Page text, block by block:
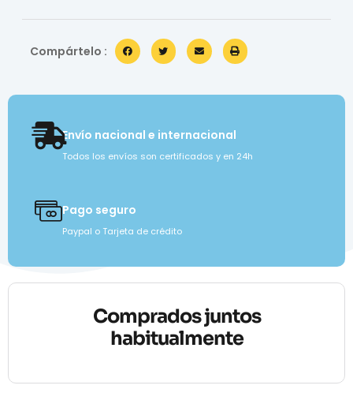
Compártelo :
Envío nacional e internacional
Todos los envíos son certificados y en 24h
Pago seguro
Paypal o Tarjeta de crédito
Comprados juntos
habitualmente